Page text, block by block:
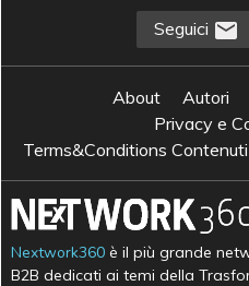
Seguici
About Autori
Privacy e
Terms&Conditions
Nextwork360 è il più grande
B2B dedicati ai temi della